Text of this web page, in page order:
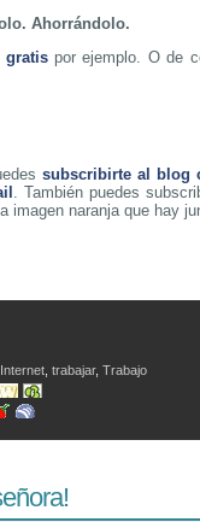
Ahorrándolo.
gratispor ejemplo. O de
subscribirte al blog
. También puedes
imagen naranja que hay
Internet trabajar, Trabajo